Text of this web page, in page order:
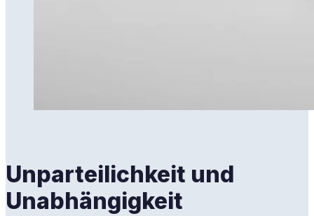
Unparteilichkeit und
Unabhängigkeit